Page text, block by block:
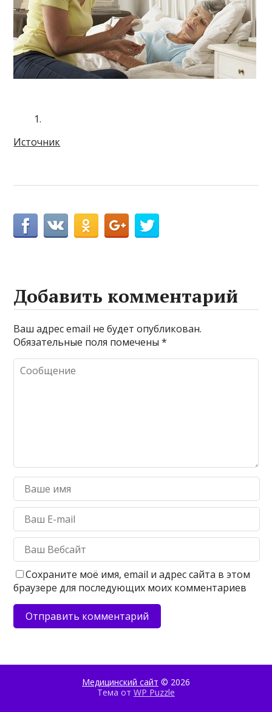
Источник
Добавить комментарий
Ваш адрес email не будет опубликован.
Обязательные поля помечены*
Сохраните моё имя, email и адрес сайта в этом
браузере для последующих моих комментариев
Медицинский сайт © 2026
Тема от WP Puzzle